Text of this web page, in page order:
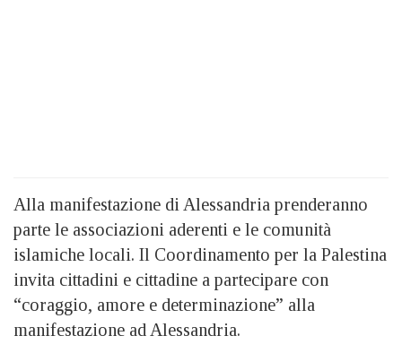
Alla manifestazione di Alessandria prenderanno
parte le associazioni aderenti e le comunità
islamiche locali. Il Coordinamento per la Palestina
invita cittadini e cittadine a partecipare con
“coraggio, amore e determinazione” alla
manifestazione ad Alessandria.